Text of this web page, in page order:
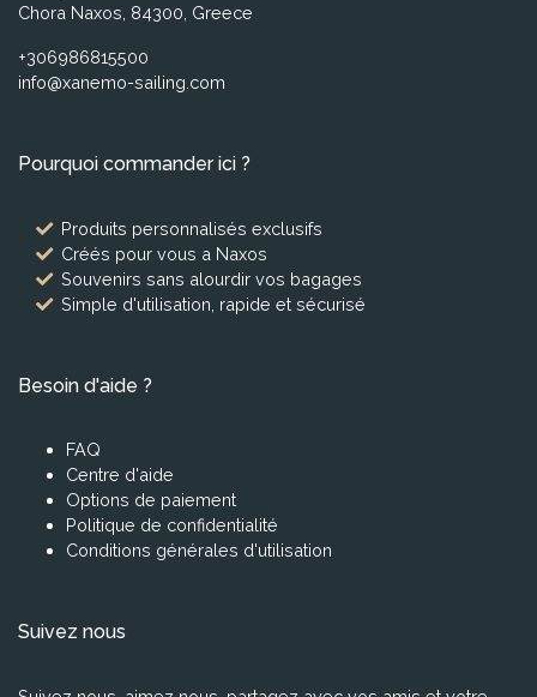
Chora Naxos, 84300, Greece
+306986815500
info@xanemo-sailing.com
Pourquoi commander ici ?
Produits personnalisés exclusifs
Créés pour vous a Naxos
Souvenirs sans alourdir vos bagages
Simple d'utilisation, rapide et sécurisé
Besoin d'aide ?
FAQ
Centre d'aide
Options de paiement
Politique de confidentialité
Conditions générales d'utilisation
Suivez nous